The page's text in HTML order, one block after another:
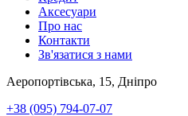
Аксесуари
Про нас
Контакти
Зв'язатися з нами
Аеропортівська, 15, Дніпро
+38 (095) 794-07-07